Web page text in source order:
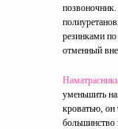
резинками
отменный
уменьшить
кроватью, он
большинство